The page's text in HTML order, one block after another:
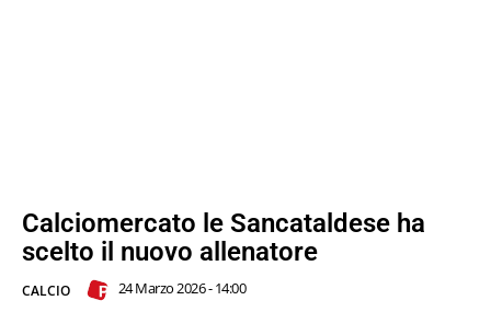
Calciomercato le Sancataldese ha
scelto il nuovo allenatore
CALCIO 24 Marzo 2026 - 14:00